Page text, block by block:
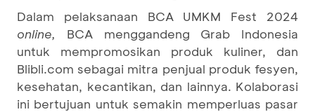
Dalam pelaksanaan BCA UMKM Fest 2024
online, BCA menggandeng Grab Indonesia
untuk mempromosikan produk kuliner, dan
Blibli.com sebagai mitra penjual produk fesyen,
kesehatan, kecantikan, dan lainnya. Kolaborasi
ini bertujuan untuk semakin memperluas pasar